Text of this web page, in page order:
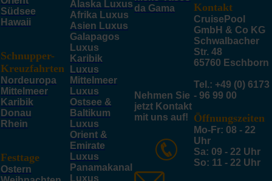
Südsee
Hawaii
Schnupper-
Kreuzfahrten
Nordeuropa
Mittelmeer
Karibik
Donau
Rhein
Festtage
Ostern
Alaska Luxus
Afrika Luxus
Asien Luxus
Galapagos
Luxus
Karibik
Luxus
Mittelmeer
Luxus
Ostsee &
Baltikum
Luxus
Orient &
Emirate
Luxus
Panamakanal
Luxus
da Gama
Nehmen Sie
jetzt Kontakt
mit uns auf!
Kontakt
CruisePool
GmbH & Co KG
Schwalbacher
Str. 48
65760 Eschborn
Tel.: +49 (0) 6173
- 96 99 00
Öffnungszeiten
Mo-Fr: 08 - 22
Uhr
Sa: 09 - 22 Uhr
So: 11 - 22 Uhr